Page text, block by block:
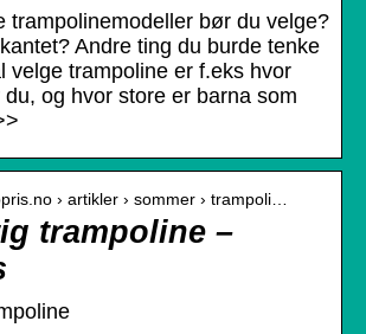
trampolinemodeller bør du velge?
Andre ting du burde tenke
velge trampoline er f.eks hvor
og hvor store er barna som
› artikler › sommer › trampoli…
trampoline –